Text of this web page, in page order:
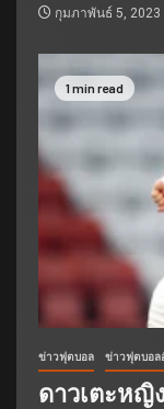
กุมภาพันธ์ 5, 2023
1 min read
ข่าวฟุตบอล ข่าวฟุตบอล
ดาวเตะหญิ